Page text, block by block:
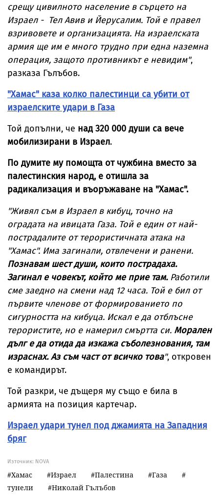
срещу цивилното население в сърцето на
Израел - Тел Авив и Йерусалим. Той е правел
взривовете и организацията. На израелската
армия ще им е много трудно при една наземна
операция, защото противникът е невидим",
разказа Гълъбов.
"Хамас" каза колко палестинци са убити от
израелските удари в Газа
Той допълни, че над 320 000 души са вече
мобилизирани в Израел.
По думите му помощта от чужбина вместо за
палестинския народ, е отишла за
радикализация и въоръжаване на "Хамас".
"Живял съм в Израел в кибуц, точно на
оградата на ивицата Газа. Той е един от най-
пострадалите от терористичната атака на
"Хамас". Има загинали, отвлечени и ранени.
Познавам шест души, които пострадаха.
Загинал е човекът, който ме прие там.Работили
сме заедно на смени над 12 часа. Той е бил от
първите членове от формированието по
сигурността на кибуца. Искал е да отблъсне
терористите, но е намерил смъртта си. Морален
дълг е да отида да изкажа съболезнования, там
израснах. Аз съм част от всичко това", откровен
е командирът.
Той разкри, че дъщеря му също е била в
армията на позиция картечар.
Израел удари тунел под джамията на Западния
бряг
Източник: NOVA
Хамас Израел Палестина
Газа
тунели
Николай Гълъбов